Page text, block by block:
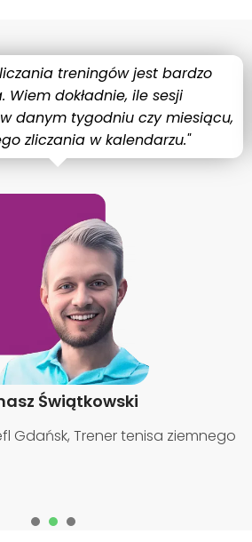
treningów jest bardzo
Wiem dokładnie, ile sesji
danym tygodniu czy miesiącu,
zliczania w kalendarzu."
Świątkowski
Gdańsk, Trener tenisa ziemnego